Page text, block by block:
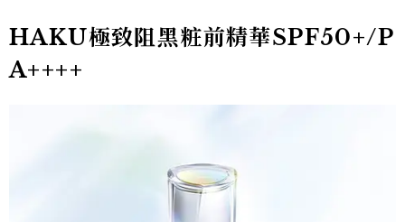
HAKU極致阻黑粧前精華SPF50+/P
A++++